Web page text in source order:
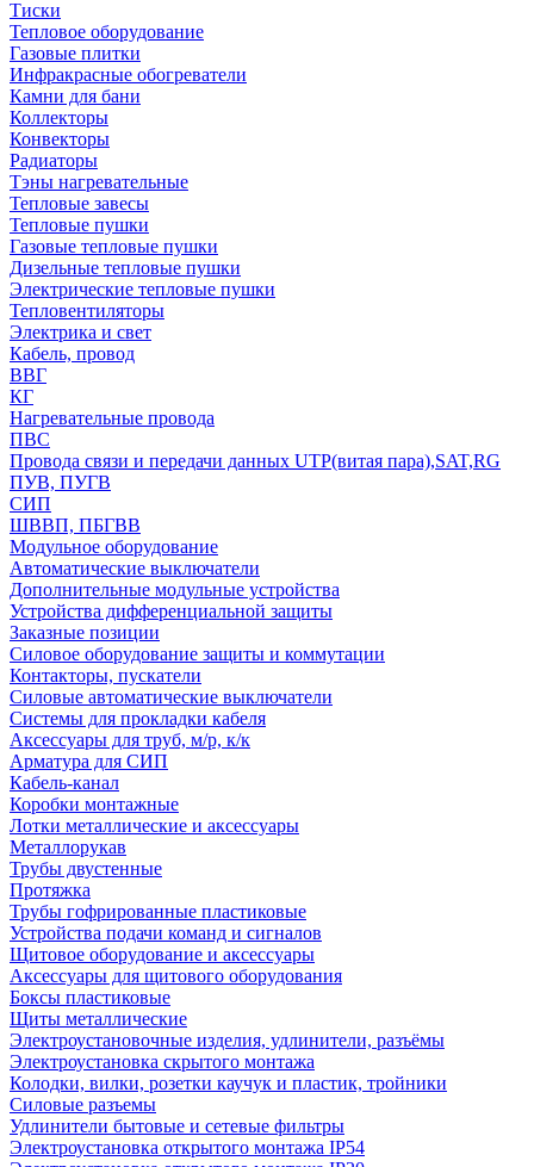
Тиски
Тепловое оборудование
Газовые плитки
Инфракрасные обогреватели
Камни для бани
Коллекторы
Конвекторы
Радиаторы
Тэны нагревательные
Тепловые завесы
Тепловые пушки
Газовые тепловые пушки
Дизельные тепловые пушки
Электрические тепловые пушки
Тепловентиляторы
Электрика и свет
Кабель, провод
ВВГ
КГ
Нагревательные провода
ПВС
Провода связи и передачи данных UTP(витая пара),SAT,RG
ПУВ, ПУГВ
СИП
ШВВП, ПБГВВ
Модульное оборудование
Автоматические выключатели
Дополнительные модульные устройства
Устройства дифференциальной защиты
Заказные позиции
Силовое оборудование защиты и коммутации
Контакторы, пускатели
Силовые автоматические выключатели
Системы для прокладки кабеля
Аксессуары для труб, м/р, к/к
Арматура для СИП
Кабель-канал
Коробки монтажные
Лотки металлические и аксессуары
Металлорукав
Трубы двустенные
Протяжка
Трубы гофрированные пластиковые
Устройства подачи команд и сигналов
Щитовое оборудование и аксессуары
Аксессуары для щитового оборудования
Боксы пластиковые
Щиты металлические
Электроустановочные изделия, удлинители, разъёмы
Электроустановка скрытого монтажа
Колодки, вилки, розетки каучук и пластик, тройники
Силовые разъемы
Удлинители бытовые и сетевые фильтры
Электроустановка открытого монтажа IP54